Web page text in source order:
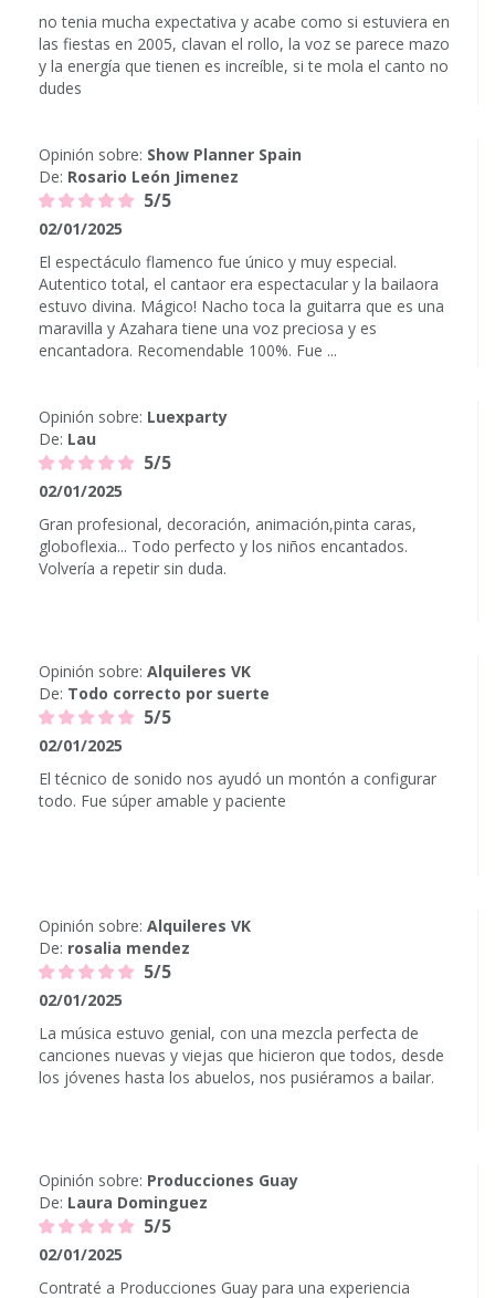
no tenia mucha expectativa y acabe como si estuviera en
las fiestas en 2005, clavan el rollo, la voz se parece mazo
y la energía que tienen es increíble, si te mola el canto no
dudes
Opinión sobre: Show Planner Spain
De: Rosario León Jimenez
5/5
02/01/2025
El espectáculo flamenco fue único y muy especial.
Autentico total, el cantaor era espectacular y la bailaora
estuvo divina. Mágico! Nacho toca la guitarra que es una
maravilla y Azahara tiene una voz preciosa y es
encantadora. Recomendable 100%. Fue ...
Opinión sobre: Luexparty
De: Lau
5/5
02/01/2025
Gran profesional, decoración, animación,pinta caras,
globoflexia... Todo perfecto y los niños encantados.
Volvería a repetir sin duda.
Opinión sobre: Alquileres VK
De: Todo correcto por suerte
5/5
02/01/2025
El técnico de sonido nos ayudó un montón a configurar
todo. Fue súper amable y paciente
Opinión sobre: Alquileres VK
De: rosalia mendez
5/5
02/01/2025
La música estuvo genial, con una mezcla perfecta de
canciones nuevas y viejas que hicieron que todos, desde
los jóvenes hasta los abuelos, nos pusiéramos a bailar.
Opinión sobre: Producciones Guay
De: Laura Dominguez
5/5
02/01/2025
Contraté a Producciones Guay para una experiencia